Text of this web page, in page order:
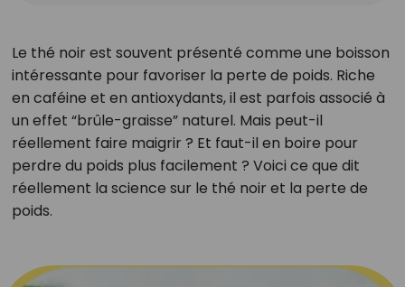
Le thé noir est souvent présenté comme une boisson
intéressante pour favoriser la perte de poids. Riche
en caféine et en antioxydants, il est parfois associé à
un effet “brûle-graisse” naturel. Mais peut-il
réellement faire maigrir ? Et faut-il en boire pour
perdre du poids plus facilement ? Voici ce que dit
réellement la science sur le thé noir et la perte de
poids.